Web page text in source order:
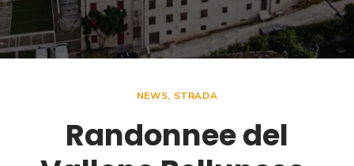
NEWS, STRADA
Randonnee del